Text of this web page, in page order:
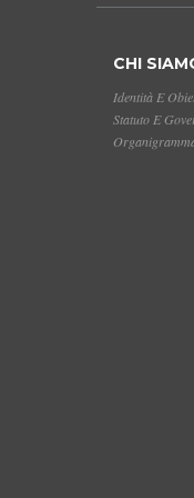
CHI
Identità E
Statuto E